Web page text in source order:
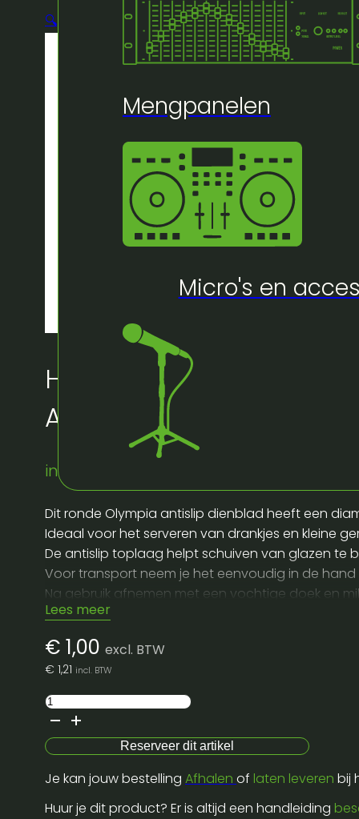
Mengpanelen
Micro's en
🔍
Huur bij Artifex:
Anti slip dienplateau
instock
Dit ronde Olympia antislip dienblad heeft een
Ideaal voor het serveren van drankjes en kleine
De antislip toplaag helpt schuiven van glazen te
Voor transport neem je het eenvoudig in de
Na gebruik afnemen met een vochtige doek en
Handig om te huren wanneer je tijdelijk extra
Lees meer
€ 1,00 excl. BTW
€ 1,21 incl. BTW
Anti
slip
dienplateau
30cm
rond
aantal
Reserveer dit artikel
Je kan jouw bestelling Afhalen of laten leveren bij
Huur je dit product? Er is altijd een handleiding